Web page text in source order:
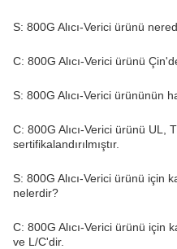
S: 800G Alıcı-Verici ürünü
C: 800G Alıcı-Verici ürünü
S: 800G Alıcı-Verici ürününün
C: 800G Alıcı-Verici ürünü UL,
sertifikalandırılmıştır.
S: 800G Alıcı-Verici ürünü için
nelerdir?
C: 800G Alıcı-Verici ürünü için
ve L/C'dir.